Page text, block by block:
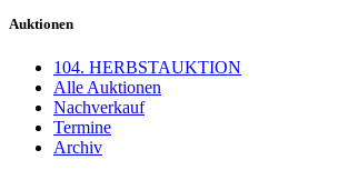
Auktionen
104. HERBSTAUKTION
Alle Auktionen
Nachverkauf
Termine
Archiv